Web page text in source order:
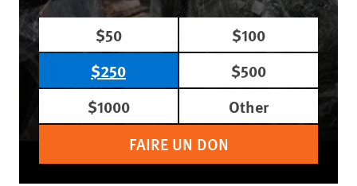
$50
$100
$250
$500
$1000
Other
FAIRE UN DON